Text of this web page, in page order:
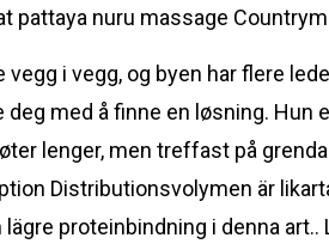
i vegg, og byen har flere
deg med å finne en løsning.
lenger, men treffast på
Distributionsvolymen är
lägre proteinbindning i denna